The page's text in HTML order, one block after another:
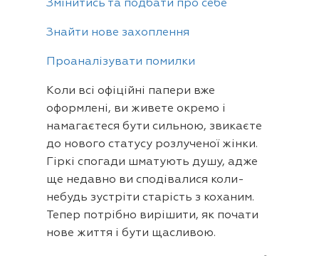
Змінитись та подбати про себе
Знайти нове захоплення
Проаналізувати помилки
Коли всі офіційні папери вже
оформлені, ви живете окремо і
намагаєтеся бути сильною, звикаєте
до нового статусу розлученої жінки.
Гіркі спогади шматують душу, адже
ще недавно ви сподівалися коли-
небудь зустріти старість з коханим.
Тепер потрібно вирішити, як почати
нове життя і бути щасливою.